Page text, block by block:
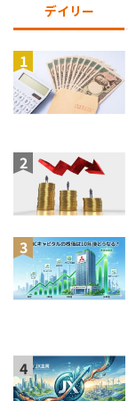
デイリー
1
2
3
4